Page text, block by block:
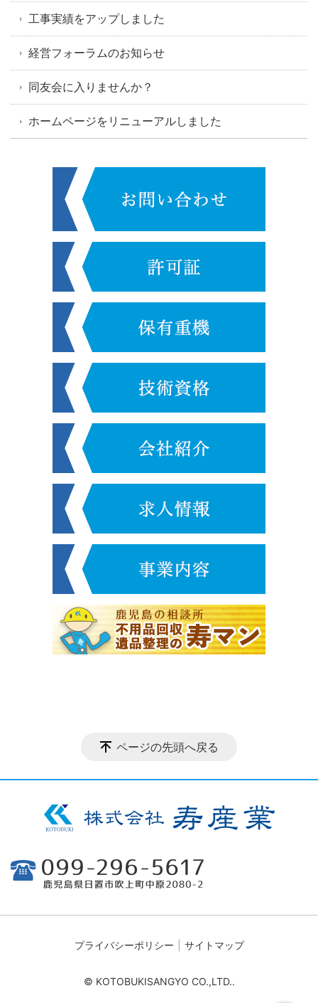
工事実績をアップしました
経営フォーラムのお知らせ
同友会に入りませんか？
ホームページをリニューアルしました
ページの先頭へ戻る
プライバシーポリシー サイトマップ
© KOTOBUKISANGYO CO.,LTD..